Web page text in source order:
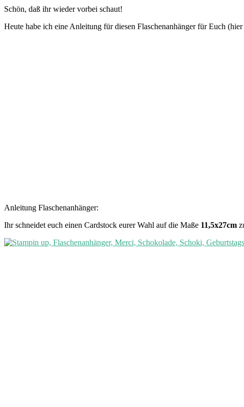
Schön, daß ihr wieder vorbei schaut!
Heute habe ich eine Anleitung für diesen Flaschenanhänger für Euch
Anleitung Flaschenanhänger:
Ihr schneidet euch einen Cardstock eurer Wahl auf die Maße 11,5x27cm